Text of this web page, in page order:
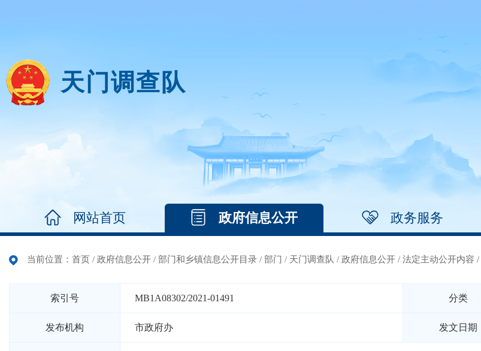
天门调查队
网站首页 政府信息公开 政务服务
当前位置： 首页 / 政府信息公开 / 部门和乡镇信息公开目录 / 部门 / 天门调查队 / 政府信息公开 / 法定主动公开内容 /
索引号 MB1A08302/2021-01491 分类
发布机构 市政府办 发文日期